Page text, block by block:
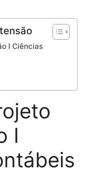
I Ciências
I